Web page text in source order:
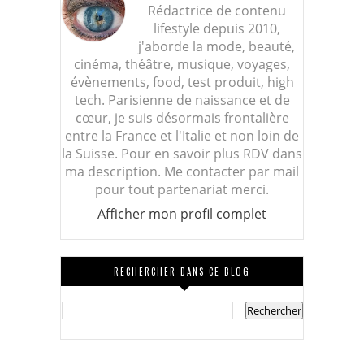
Rédactrice de contenu
lifestyle depuis 2010,
j'aborde la mode, beauté,
cinéma, théâtre, musique, voyages,
évènements, food, test produit, high
tech. Parisienne de naissance et de
cœur, je suis désormais frontalière
entre la France et l'Italie et non loin de
la Suisse. Pour en savoir plus RDV dans
ma description. Me contacter par mail
pour tout partenariat merci.
Afficher mon profil complet
RECHERCHER DANS CE BLOG